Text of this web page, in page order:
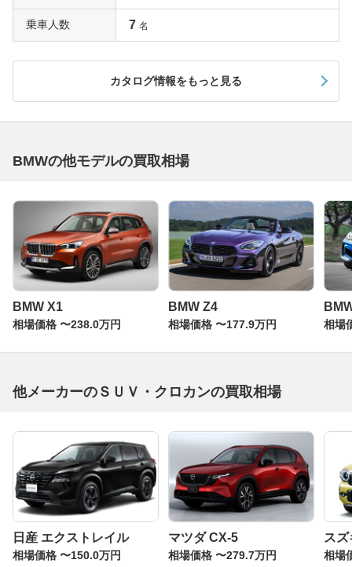
乗車人数 7 名
カタログ情報をもっと見る
BMWの他モデルの買取相場
BMW X1
相場価格 〜238.0万円
BMW Z4
相場価格 〜177.9万円 相場
他メーカーのＳＵＶ・クロカンの買取相場
日産 エクストレイル
相場価格 〜150.0万円
マツダ CX-5
相場価格 〜279.7万円
ス
相場